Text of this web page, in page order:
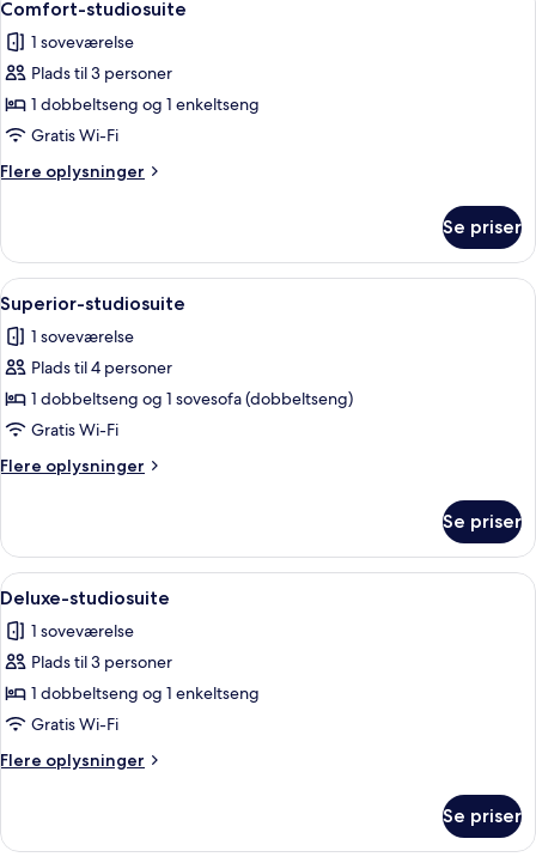
alle
billeder
af
Comfort-
studiosuite
Comfort-studiosuite
1 soveværelse
Plads til 3 personer
1 dobbeltseng og 1 enkeltseng
Gratis Wi-Fi
Flere oplysninger
Flere
studiosuite
Se priser
Indlæs
alle
billeder
af
Superior-
studiosuite
Et rum med højt til loftet, hvælvede
4
Superior-studiosuite
1 soveværelse
Plads til 4 personer
1 dobbeltseng og 1 sovesofa (dobbeltseng)
Gratis Wi-Fi
Flere oplysninger
Flere
studiosuite
Se priser
Indlæs
alle
billeder
af
Deluxe-
studiosuite
En pænt redt seng med et gult
4
Deluxe-studiosuite
1 soveværelse
Plads til 3 personer
1 dobbeltseng og 1 enkeltseng
Gratis Wi-Fi
Flere oplysninger
Flere
studiosuite
Se priser